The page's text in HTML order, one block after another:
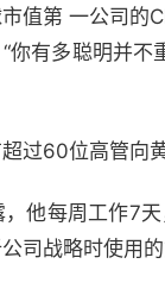
值第 一公司的
你有多聪明并
过60位高管向
他每周工作7
司战略时使用